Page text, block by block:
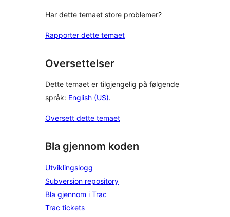
Har dette temaet store problemer?
Rapporter dette temaet
Oversettelser
Dette temaet er tilgjengelig på følgende
språk: English (US).
Oversett dette temaet
Bla gjennom koden
Utviklingslogg
Subversion repository
Bla gjennom i Trac
Trac tickets